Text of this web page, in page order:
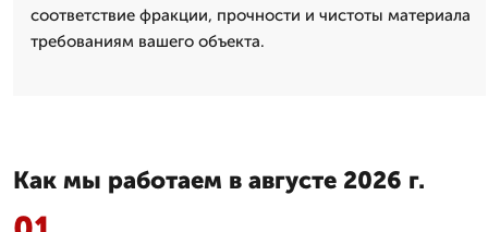
соответствие фракции, прочности и чистоты материала
требованиям вашего объекта.
Как мы работаем в августе 2026 г.